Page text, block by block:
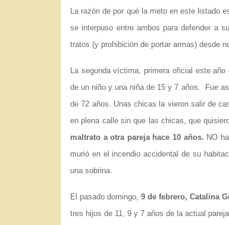
La razón de por qué la meto en este listado
se interpuso entre ambos para defender a
tratos (y prohibición de portar armas) desde
La segunda víctima, primera oficial este
de un niño y una niña de 15 y 7 años. Fue
de 72 años. Unas chicas la vieron salir de
en plena calle sin que las chicas, que
maltrato a otra pareja hace 10 años. NO
murió en el incendio accidental de su
una sobrina.
El pasado domingo, 9 de febrero, Catalina
tres hijos de 11, 9 y 7 años de la actual